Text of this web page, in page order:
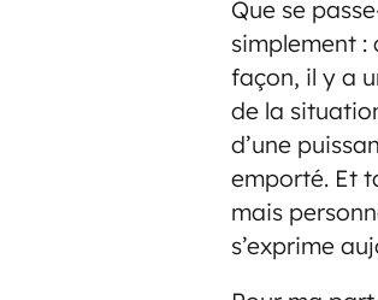
Que se
simplement :
façon, il y a
de la
d’une
emporté. Et
mais
s’exprime